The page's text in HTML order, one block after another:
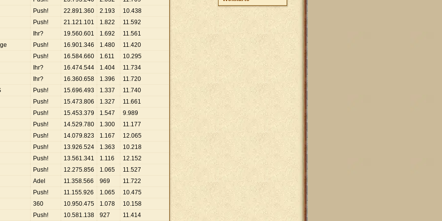
Push!
22.891.360 2.193 10.438
Push!
21.121.101 1.822 11.592
Ihr?
19.560.601 1.692 11.561
Push! 16.901.346 1.480 11.420
Push!
16.584.660 1.611 10.295
Ihr?
16.474.544 1.404 11.734
Ihr?
16.360.658 1.396 11.720
Push! 15.696.493 1.337 11.740
Push!
15.473.806 1.327 11.661
Push!
15.453.379 1.547 9.989
Push!
14.529.780 1.300 11.177
Push!
14.079.823 1.167 12.065
Push!
13.926.524 1.363 10.218
Push!
13.561.341 1.116 12.152
Push!
12.275.856 1.065 11.527
Adel
11.358.566 969 11.722
Push!
11.155.926 1.065 10.475
360
10.950.475 1.078 10.158
Push!
10.581.138 927 11.414